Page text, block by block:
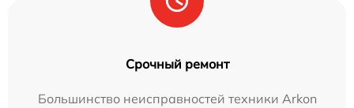
Срочный ремонт
Большинство неисправностей техники Arkon